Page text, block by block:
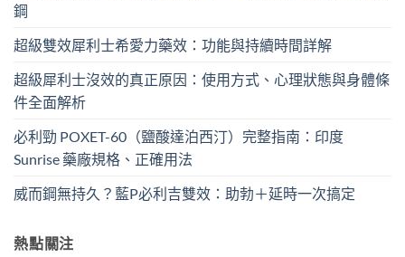
鋼
超級雙效犀利士希愛力藥效：功能與持續時間詳解
超級犀利士沒效的真正原因：使用方式、心理狀態與身體條
件全面解析
必利勁 POXET-60（鹽酸達泊西汀）完整指南：印度
Sunrise 藥廠規格、正確用法
威而鋼無持久？藍P必利吉雙效：助勃＋延時一次搞定
熱點關注